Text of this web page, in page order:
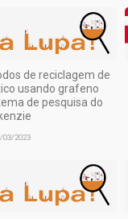
de reciclagem de
usando grafeno
de pesquisa do
03/2023